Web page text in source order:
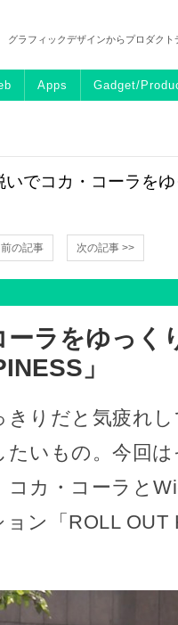
グラフィックデザインからプロダク
Apps Gadget/
でコカ・コーラを
の記事 次の記事 >>
ラをゆっく
」
りだと気疲れ
いもの。今回
カ・コーラと
ン「ROLL OUT